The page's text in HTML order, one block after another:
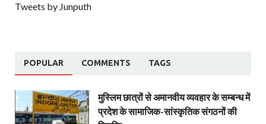
Tweets by Junputh
POPULAR COMMENTS TAGS
मुस्लिम छात्रों से अमानवीय व्यवहार के सम्बन्ध में
प्रदेश के सामाजिक-सांस्कृतिक संगठनों की